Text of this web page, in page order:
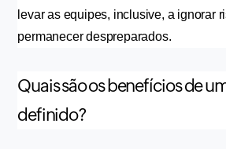
levar as equipes, inclusive, a ignorar
permanecer despreparados.
Quais são os benefícios de
definido?